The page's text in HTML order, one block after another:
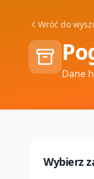
Wróć do
Dane
Wybierz